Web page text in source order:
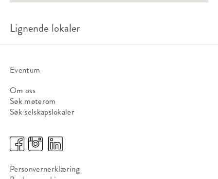
Lignende lokaler
Eventum
Om oss
Søk møterom
Søk selskapslokaler
Personvernerklæring